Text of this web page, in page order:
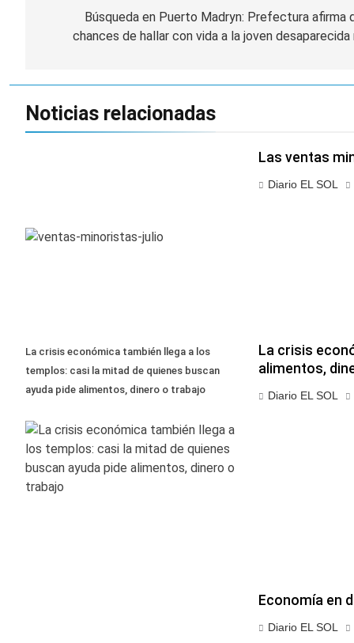
Búsqueda en Puerto Madryn: Prefectura afirma
chances de hallar con vida a la joven
Noticias relacionadas
Las ventas
Diario EL SOL
La crisis económica también llega a los
templos: casi la mitad de quienes buscan
ayuda pide alimentos, dinero o trabajo
La crisis
alimentos,
Diario EL SOL
Economía en
Diario EL SOL